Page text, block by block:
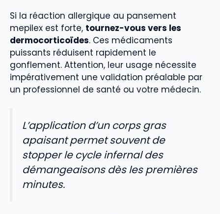
Si la réaction allergique au pansement
mepilex est forte, tournez-vous vers les
dermocorticoïdes. Ces médicaments
puissants réduisent rapidement le
gonflement. Attention, leur usage nécessite
impérativement une validation préalable par
un professionnel de santé ou votre médecin.
L’application d’un corps gras
apaisant permet souvent de
stopper le cycle infernal des
démangeaisons dès les premières
minutes.